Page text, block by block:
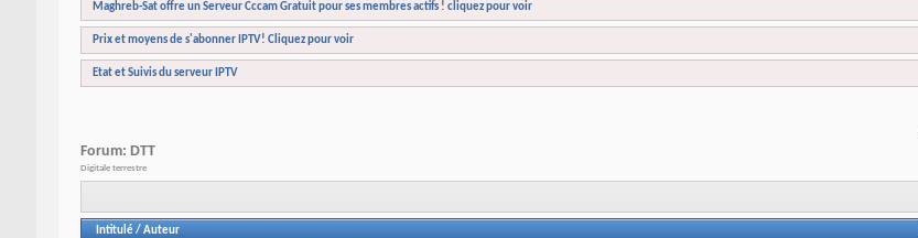
Maghreb-Sat offre un Serveur Cccam Gratuit pour ses membres actifs ! cliquez pour voir
Prix et moyens de s'abonner IPTV! Cliquez pour voir
Etat et Suivis du serveur IPTV
Forum: DTT
Digitale terrestre
Intitulé/ Auteur